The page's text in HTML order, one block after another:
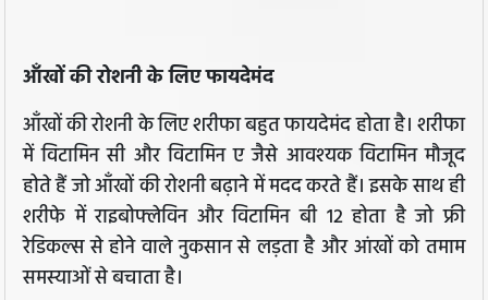
आँखों की रोशनी के लिए फायदेमंद
आँखों की रोशनी के लिए शरीफा बहुत फायदेमंद होता है। शरीफा
में विटामिन सी और विटामिन ए जैसे आवश्यक विटामिन मौजूद
होते हैं जो आँखों की रोशनी बढ़ाने में मदद करते हैं। इसके साथ ही
शरीफे में राइबोफ्लेविन और विटामिन बी 12 होता है जो फ्री
रेडिकल्स से होने वाले नुकसान से लड़ता है और आंखों को तमाम
समस्याओं से बचाता है।